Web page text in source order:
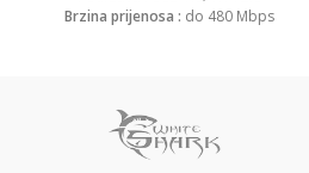
Brzina prijenosa : do 480 Mbps
(ukapčanje/iskapčanje)
Mogućnost obostranog
priključivanja Type-C sučelja.